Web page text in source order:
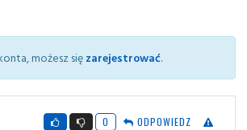
możesz sięzarejestrować.
0 ODPOWIEDZ